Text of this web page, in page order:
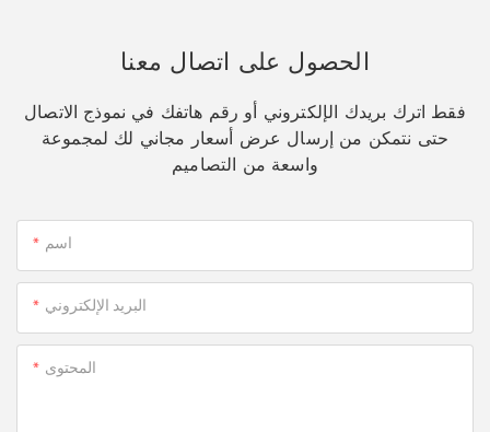
الحصول على اتصال معنا
فقط اترك بريدك الإلكتروني أو رقم هاتفك في نموذج الاتصال
حتى نتمكن من إرسال عرض أسعار مجاني لك لمجموعة
واسعة من التصاميم
اسم
البريد الإلكتروني
المحتوى